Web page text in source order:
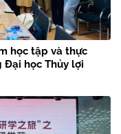
học tập và thực
Đại học Thủy lợi